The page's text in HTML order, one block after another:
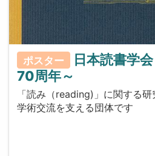
ポスター
日本読書学
70周年～
「読み（reading)」に関する
学術交流を支える団体です